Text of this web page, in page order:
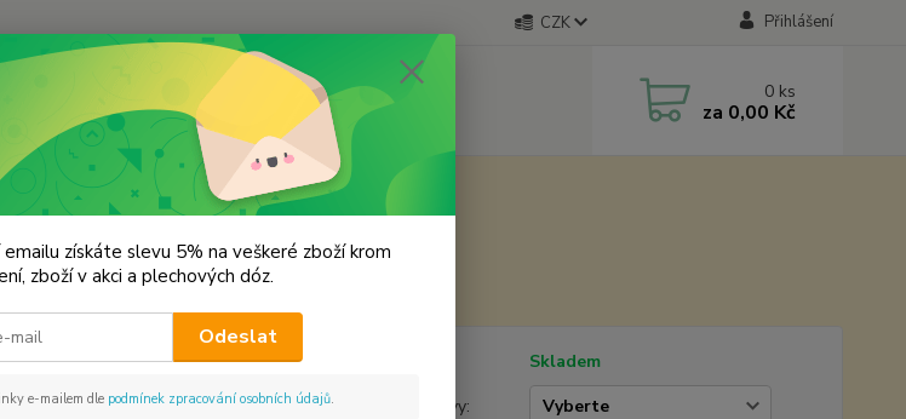
CZK Přihlášení
0 ks
za 0,00 Kč
použití Bramborová jídla Bylinkové máslo
Skladem
Množstevní slevy:
získáte slevu 5% na veškeré zboží krom
zboží v akci a plechových dóz.
Odeslat
e-mailem dle podmínek zpracování osobních údajů.